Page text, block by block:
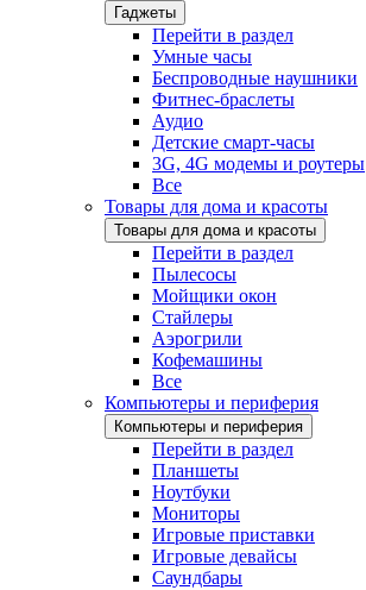
Гаджеты
Перейти в раздел
Умные часы
Беспроводные наушники
Фитнес-браслеты
Аудио
Детские смарт-часы
3G, 4G модемы и роутеры
Все
Товары для дома и красоты
Товары для дома и красоты
Перейти в раздел
Пылесосы
Мойщики окон
Стайлеры
Аэрогрили
Кофемашины
Все
Компьютеры и периферия
Компьютеры и периферия
Перейти в раздел
Планшеты
Ноутбуки
Мониторы
Игровые приставки
Игровые девайсы
Саундбары